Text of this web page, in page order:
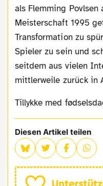
als Flemming
Meisterschaft 1995
Transformation zu
Spieler zu sein und
seitdem aus vielen
mittlerweile zurück in
Tillykke med
Diesen Artikel teilen